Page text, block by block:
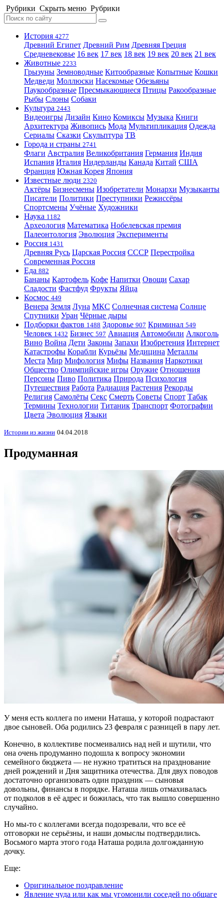
Рубрики Скрыть меню Рубрики
История 4277
Древний Египет Древний Рим Древняя Греция
Средневековье 16 век 17 век 18 век 19 век 20 век 21 век
Животные 2233
Грызуны Земноводные Китообразные Копытные Кошки
Медведи Моллюски Насекомые Обезьяны
Паукообразные Пресмыкающиеся Птицы Ракообразные
Рыбы Слоны Собаки
Культура 2443
Видеоигры Дизайн Кино Комиксы Музыка Книги
Архитектура Живопись Мода Мультипликация Одежда
Сериалы Сказки Скульптура ТВ
Города и страны 2741
Флаги Австралия Великобритания Германия Индия
Испания Италия Нидерланды Канада Китай США
Франция Южная Корея Япония
Известные люди 2320
Актёры Бизнесмены Изобретатели Монархи Музыканты
Писатели Политики Преступники Режиссёры
Спортсмены Учёные Художники
Наука 1182
Археология Математика Нобелевская премия
Палеонтология Эволюция Эксперименты
Россия 1431
Древняя Русь Царская Россия СССР Перестройка
Современная Россия
Еда 882
Бананы Картофель Кофе Напитки Овощи Сахар
Сладости Фастфуд Фрукты Яйца
Космос 449
Венера Земля Луна МКС Солнечная система Солнце
Спутники Уран Чёрные дыры
Подборки фактов 1488 Здоровье 907 Криминал 549
Человек 1432 Бизнес 597 Авиация Автомобили Алкоголь
Вино Война Дети Законы Запахи Изобретения Интернет
Катастрофы Корабли Курьёзы Медицина Металлы
Места Мир Мифология Мифы Названия Наркотики
Общество Олимпийские игры Оружие Отношения
Персоны Пиво Политика Природа Психология
Путешествия Работа Радиация Растения Рекорды
Религия Самолёты Секс Смерть Советы Спорт Табак
Термины Технологии Титаник Транспорт Фотографии
Цвета Эволюция Языки
Истории из жизни 04.04.2018
Продуманная
У меня есть коллега по имени Наташа, у которой подрастают
двое сыновей. Оба родились 23 февраля с разницей в пару лет.
Конечно, в коллективе посмеивались над ней и шутили, что
она очень продуманно подошла к вопросу экономии
семейного бюджета — не нужно тратиться на празднование
дней рождений и Дня защитника отечества. Для двух поводов
достаточно организовать один праздник — сыновья
довольны, финансы в порядке. Наташа лишь отмахивалась
от подколов в её адрес и божилась, что так вышло совершенно
случайно.
Но мы-то с коллегами всегда подозревали, что все её
отговорки не серьёзны, и наши домыслы подтвердились.
Восьмого марта этого года Наташа родила долгожданную
дочку.
Еще:
Оригинальное поздравление
Явление чуда или как мы угомонили соседей по общаге